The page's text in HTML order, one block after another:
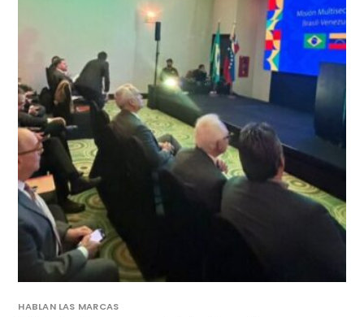
HABLAN LAS MARCAS